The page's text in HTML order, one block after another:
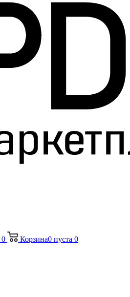
0 Корзина0 пуста 0